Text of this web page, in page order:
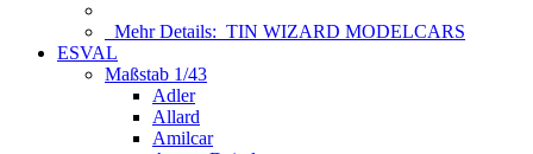
Mehr Details: TIN WIZARD MODELCARS
ESVAL
Maßstab 1/43
Adler
Allard
Amilcar